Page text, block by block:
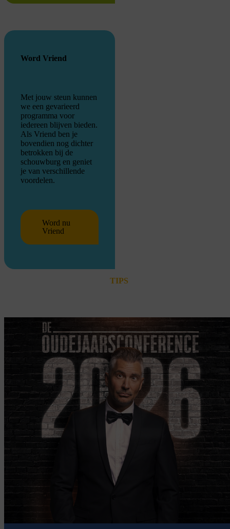
Word Vriend
Met jouw steun kunnen
we een gevarieerd
programma voor
iedereen blijven bieden.
Als Vriend ben je
bovendien nog dichter
betrokken bij de
schouwburg en geniet
je van verschillende
voordelen.
Word nu
Vriend
TIPS